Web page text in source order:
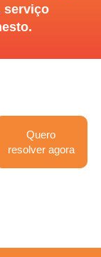
serviço
Quero
resolver agora